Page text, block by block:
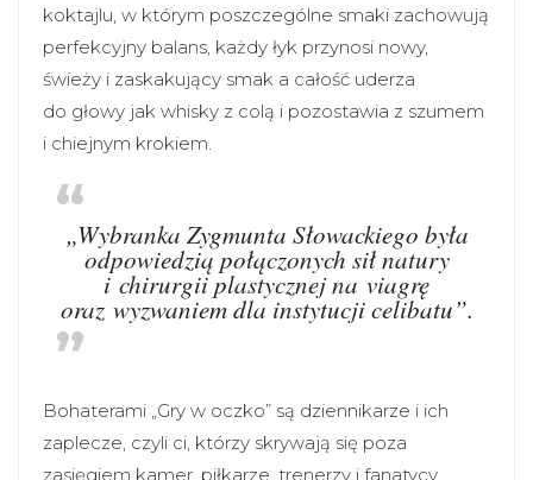
koktajlu, w którym poszczególne smaki zachowują
perfekcyjny balans, każdy łyk przynosi nowy,
świeży i zaskakujący smak a całość uderza
do głowy jak whisky z colą i pozostawia z szumem
i chiejnym krokiem.
„Wybranka Zygmunta Słowackiego była
odpowiedzią połączonych sił natury
i chirurgii plastycznej na viagrę
oraz wyzwaniem dla instytucji celibatu”.
Bohaterami „Gry w oczko” są dziennikarze i ich
zaplecze, czyli ci, którzy skrywają się poza
zasięgiem kamer, piłkarze, trenerzy i fanatycy